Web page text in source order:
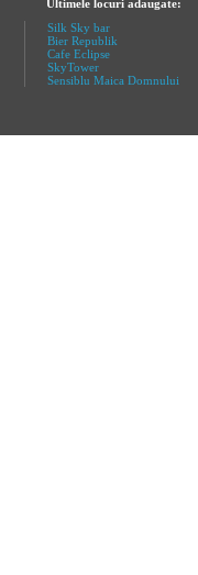
Ultimele locuri adaugate:
Silk Sky bar
Bier Republik
Cafe Eclipse
SkyTower
Sensiblu Maica Domnului